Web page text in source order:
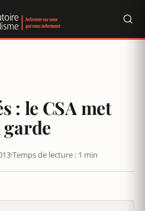
: le CSA met
garde
Temps de lecture : 1 min